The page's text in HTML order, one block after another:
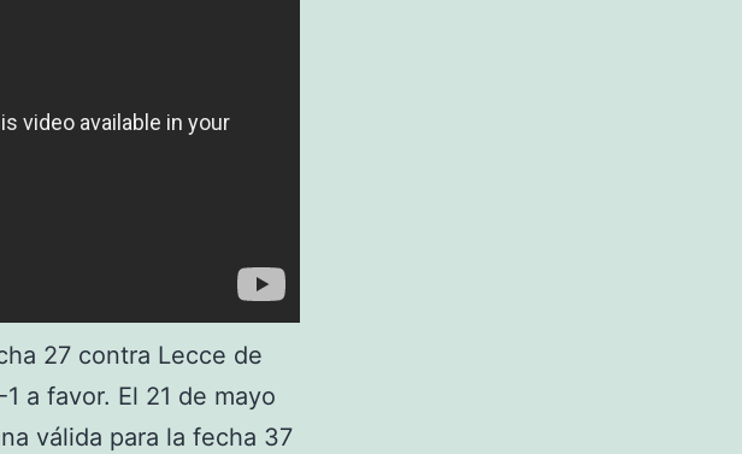
27 contra Lecce de
a favor. El 21 de mayo
válida para la fecha 37